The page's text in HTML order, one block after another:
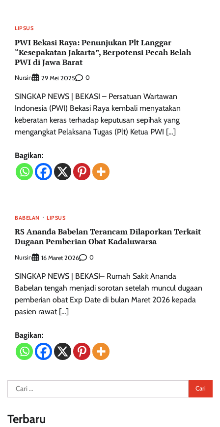
LIPSUS
PWI Bekasi Raya: Penunjukan Plt Langgar
“Kesepakatan Jakarta”, Berpotensi Pecah Belah
PWI di Jawa Barat
Nursin 29 Mei 2025 0
SINGKAP NEWS | BEKASI – Persatuan Wartawan
Indonesia (PWI) Bekasi Raya kembali menyatakan
keberatan keras terhadap keputusan sepihak yang
mengangkat Pelaksana Tugas (Plt) Ketua PWI […]
Bagikan:
BABELAN LIPSUS
RS Ananda Babelan Terancam Dilaporkan Terkait
Dugaan Pemberian Obat Kadaluwarsa
Nursin 16 Maret 2026 0
SINGKAP NEWS | BEKASI– Rumah Sakit Ananda
Babelan tengah menjadi sorotan setelah muncul dugaan
pemberian obat Exp Date di bulan Maret 2026 kepada
pasien rawat […]
Bagikan:
Cari
untuk:
Terbaru